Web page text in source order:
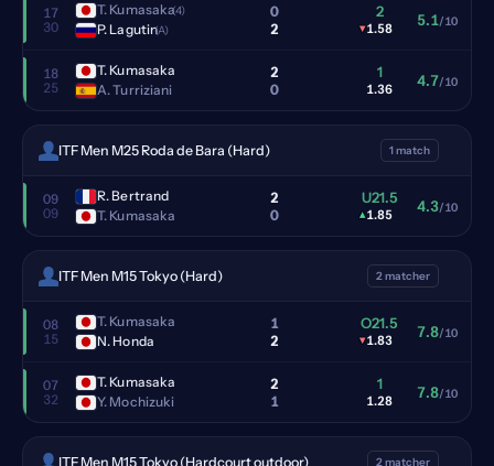
17
30
T. Kumasaka(4)
P. Lagutin(A)
0
2
2
▾1.58 5.1/10
18
25
T. Kumasaka
A. Turriziani
2
0
1
1.36 4.7/10
ITF Men M25 Roda de Bara (Hard) 1 match
09
09
R. Bertrand
T. Kumasaka
2
0
U21.5
▴1.85 4.3/10
ITF Men M15 Tokyo (Hard) 2 matcher
08
15
T. Kumasaka
N. Honda
1
2
O21.5
▾1.83 7.8/10
07
32
T. Kumasaka
Y. Mochizuki
2
1
1
1.28 7.8/10
ITF Men M15 Tokyo (Hardcourt outdoor) 2 matcher